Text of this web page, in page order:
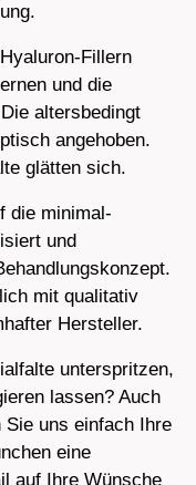
Fillern
und die
altersbedingt
angehoben.
glätten sich.
die minimal-
und
mit qualitativ
Hersteller.
unterspritzen,
lassen? Auch
uns einfach Ihre
eine
auf Ihre Wünsche